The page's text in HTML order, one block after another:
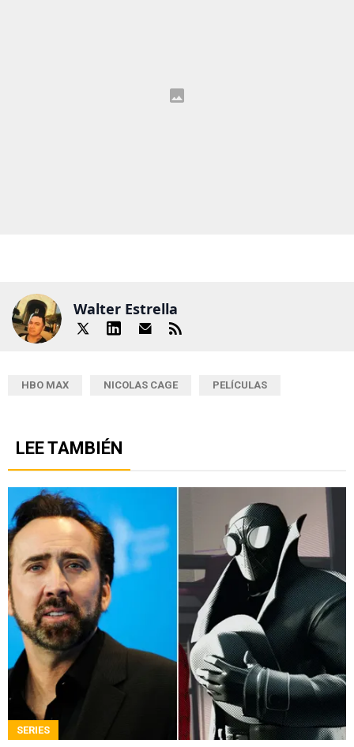
Walter Estrella
HBO MAX NICOLAS CAGE PELÍCULAS
LEE TAMBIÉN
SERIES